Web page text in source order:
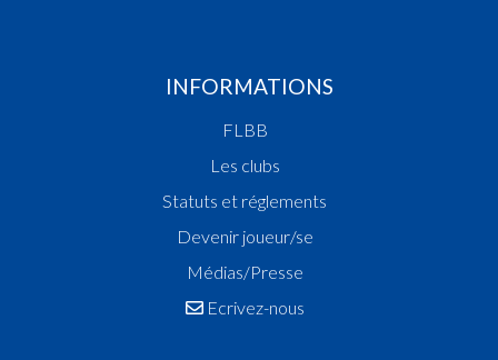
INFORMATIONS
FLBB
Les clubs
Statuts et réglements
Devenir joueur/se
Médias/Presse
Ecrivez-nous